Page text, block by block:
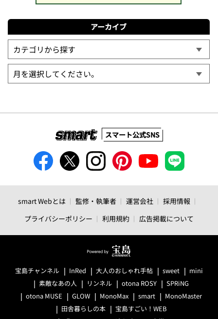
アーカイブ
スマート公式SNS
smart Webとは 監修・執筆者 運営会社
採用情報
プライバシーポリシー
利用規約 広告掲載について
宝島チャンネル InRed 大人のおしゃれ手帖 sweet
mini
素敵なあの人
リンネル otona ROSY
SPRiNG
otona MUSE
GLOW MonoMax smart
MonoMaster
田舎暮らしの本
宝島すごい！WEB